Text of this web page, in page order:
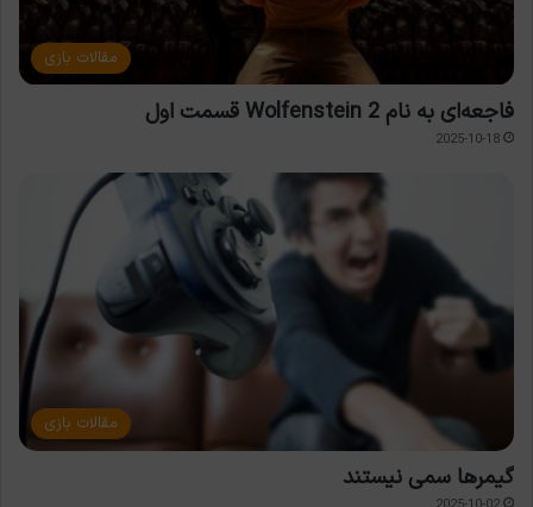
مقالات بازی
فاجعه‌ای به نام Wolfenstein 2 قسمت اول
2025-10-18
مقالات بازی
گیمرها سمی نیستند